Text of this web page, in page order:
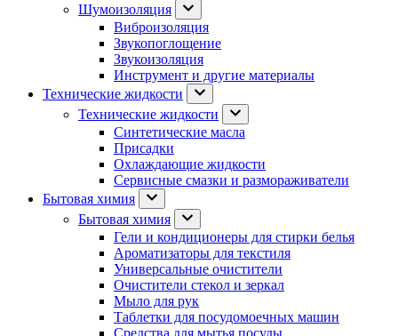
Шумоизоляция
Виброизоляция
Звукопоглощение
Звукоизоляция
Инструмент и другие материалы
Технические жидкости
Технические жидкости
Синтетические масла
Присадки
Охлаждающие жидкости
Сервисные смазки и размораживатели
Бытовая химия
Бытовая химия
Гели и кондиционеры для стирки белья
Ароматизаторы для текстиля
Универсальные очистители
Очистители стекол и зеркал
Мыло для рук
Таблетки для посудомоечных машин
Средства для мытья посуды